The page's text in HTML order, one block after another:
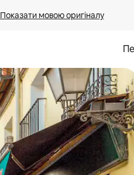
Показати мовою оригіналу